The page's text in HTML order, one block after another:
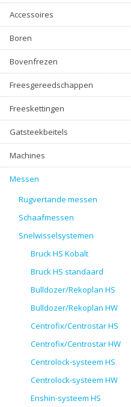
Accessoires
Boren
Bovenfrezen
Freesgereedschappen
Freeskettingen
Gatsteekbeitels
Machines
Messen
Rugvertande messen
Schaafmessen
Snelwisselsystemen
Bruck HS Kobalt
Bruck HS standaard
Bulldozer/Rekoplan HS
Bulldozer/Rekoplan HW
Centrofix/Centrostar HS
Centrofix/Centrostar HW
Centrolock-systeem HS
Centrolock-systeem HW
Enshin-systeem HS